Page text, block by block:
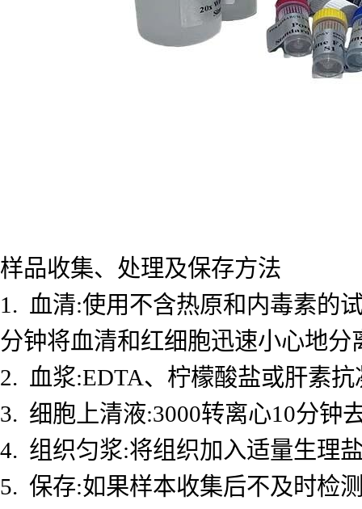
样品收集、处理及保存方法
1. 血清:使用不含热原和内毒素的
分钟将血清和红细胞迅速小心地分
2. 血浆:EDTA、柠檬酸盐或肝素
3. 细胞上清液:3000转离心10分钟
4. 组织匀浆:将组织加入适量生理
5. 保存:如果样本收集后不及时检